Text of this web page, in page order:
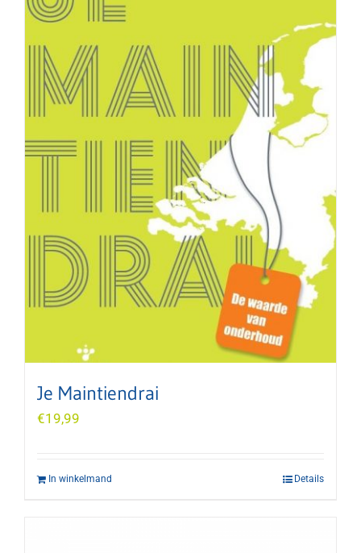
Je Maintiendrai
€19,99
In winkelmand Details